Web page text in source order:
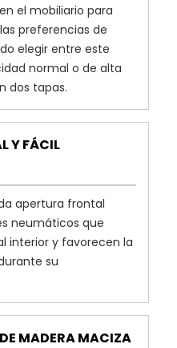
el mobiliario para
preferencias de
elegir entre este
normal o de alta
dos tapas.
Y FÁCIL
apertura frontal
neumáticos que
interior y favorecen la
su
MADERA MACIZA